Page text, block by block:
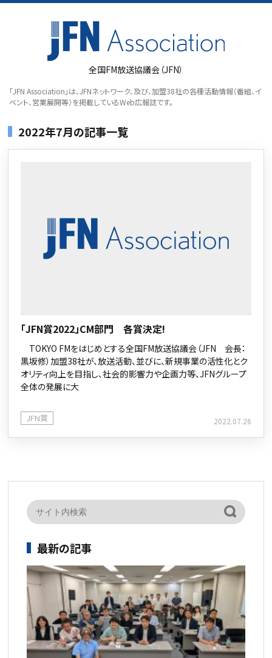
全国FM放送協議会（JFN）
「JFN Association」は、JFNネットワーク、及び、加盟38社の各種活動情報（番組、イ
ベント、営業展開等）を掲載しているWeb広報誌です。
2022年7月の記事一覧
「JFN賞2022」CM部門 各賞決定!
TOKYO FMをはじめとする全国FM放送協議会（JFN 会長：
黒坂修）加盟38社が、放送活動、並びに、新規事業の活性化とク
オリティ向上を目指し、社会的影響力や企画力等、JFNグループ
全体の発展に大
JFN賞 2022.07.26
最新の記事